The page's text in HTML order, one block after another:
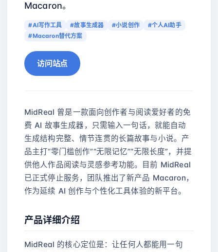
Macaron。
#AI写作工具 #故事生成器 #小说创作
#个人AI助手
#Macaron替代方案
访问站点
MidReal 曾是一款面向创作者与阅读爱好者的免
费 AI 故事生成器，只需输入一句话，就能自动
生成结构完整、情节连贯的长篇故事与小说。产
品主打“零门槛创作”“无限记忆”“无限长度”，并提
供他人作品阅读与灵感参考功能。目前 MidReal
已正式停止服务，团队推出了新产品 Macaron，
作为延续 AI 创作与个性化工具体验的新平台。
产品详细介绍
MidReal 的核心定位是：让任何人都能用一句